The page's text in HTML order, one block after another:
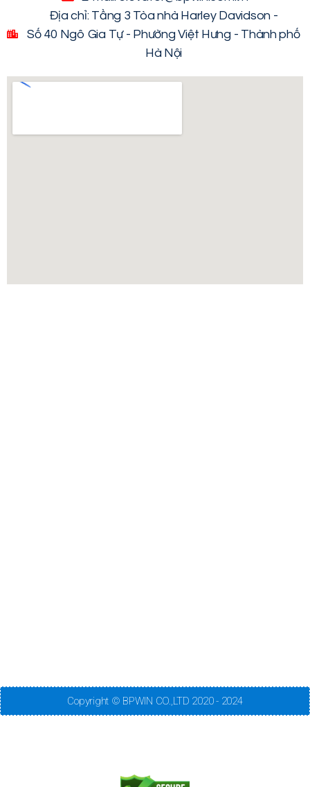
Địa chỉ: Tầng 3 Tòa nhà Harley Davidson -
Số 40 Ngô Gia Tự - Phường Việt Hưng - Thành phố
Hà Nội
Copyright © BPWIN CO.,LTD 2020 - 2024